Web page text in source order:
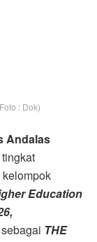
: Dok)
Andalas
Education
THE